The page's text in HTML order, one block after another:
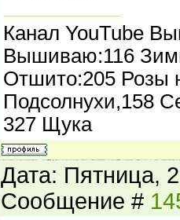
Канал YouTube
Вышиваю:116
Отшито:205 Розы
Подсолнухи,158
327 Щука
Дата: Пятница,
Сообщение #